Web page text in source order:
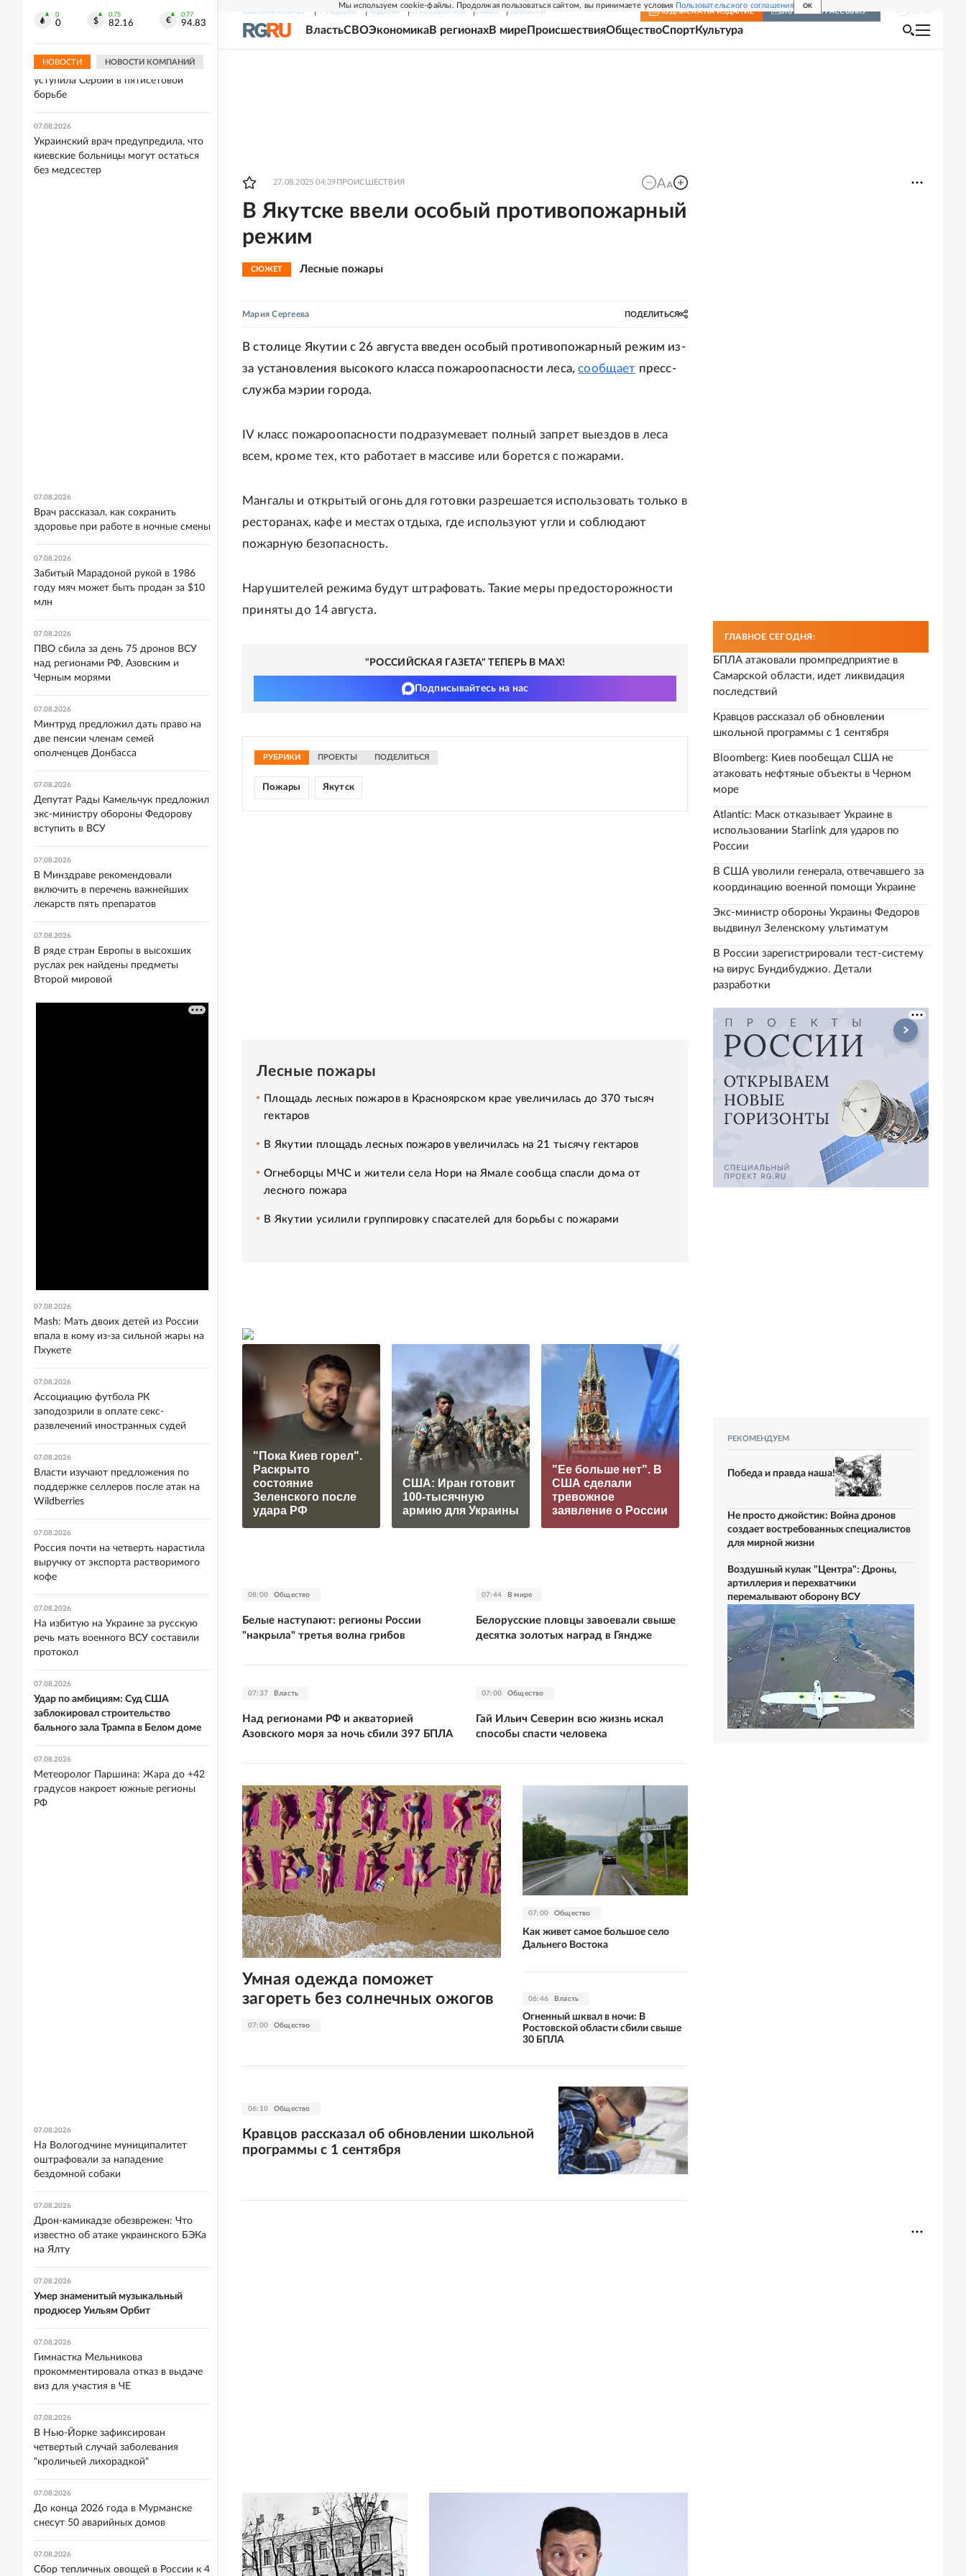
Мы используем cookie-файлы. Продолжая пользоваться сайтом, вы принимаете условия Пользовательского соглашения OK
СВЕЖИЙ НОМЕР РГ-НЕДЕЛЯ РОДИНА ПРИЛОЖЕНИЯ СОЮЗ НОВОСТИ ПОДПИСКА НА ИЗДАНИЕ ВКЛЮЧИТЬ РАССЫЛКУ
ВластьСВОЭкономикаВ регионахВ мире ПроисшествияОбществоСпортКультура
27.08.2025 04:39 ПРОИСШЕСТВИЯ
В Якутске ввели особый противопожарный
режим
СЮЖЕТ Лесные пожары
Мария Сергеева ПОДЕЛИТЬСЯ
В столице Якутии с 26 августа введен особый противопожарный режим из-
за установления высокого класса пожароопасности леса,сообщает пресс-
служба мэрии города.
IV класс пожароопасности подразумевает полный запрет выездов в леса
всем, кроме тех, кто работает в массиве или борется с пожарами.
Мангалы и открытый огонь для готовки разрешается использовать только в
ресторанах, кафе и местах отдыха, где используют угли и соблюдают
пожарную безопасность.
Нарушителей режима будут штрафовать. Такие меры предосторожности
приняты до 14 августа.
"РОССИЙСКАЯ ГАЗЕТА" ТЕПЕРЬ В MAX!
Подписывайтесь на нас
РУБРИКИ ПРОЕКТЫ ПОДЕЛИТЬСЯ
Пожары Якутск
Лесные пожары
Площадь лесных пожаров в Красноярском крае увеличилась до 370 тысяч
гектаров
В Якутии площадь лесных пожаров увеличилась на 21 тысячу гектаров
Огнеборцы МЧС и жители села Нори на Ямале сообща спасли дома от
лесного пожара
В Якутии усилили группировку спасателей для борьбы с пожарами
"Пока Киев горел".
Раскрыто
состояние
Зеленского после
удара РФ
США: Иран готовит
100-тысячную
армию для Украины
"Ее больше нет". В
США сделали
тревожное
заявление о России
Захарова
Юрмале
Маск сделал
неожиданное
заявление о
завершении СВО
08:00 Общество
Белые наступают: регионы России
"накрыла" третья волна грибов
07:44 В мире
Белорусские пловцы завоевали свыше
десятка золотых наград в Гяндже
07:37 Власть
Над регионами РФ и акваторией
Азовского моря за ночь сбили 397 БПЛА
07:00 Общество
Гай Ильич Северин всю жизнь искал
способы спасти человека
07:00 Общество
Умная одежда поможет
загореть без солнечных ожогов
07:00 Общество
Как живет самое большое село
Дальнего Востока
06:46 Власть
Огненный шквал в ночи: В
Ростовской области сбили свыше
30 БПЛА
06:10 Общество
Кравцов рассказал об обновлении школьной
программы с 1 сентября
ГЛАВНОЕ СЕГОДНЯ:
БПЛА атаковали промпредприятие в
Самарской области, идет ликвидация
последствий
Кравцов рассказал об обновлении
школьной программы с 1 сентября
Bloomberg: Киев пообещал США не
атаковать нефтяные объекты в Черном
море
Atlantic: Маск отказывает Украине в
использовании Starlink для ударов по
России
В США уволили генерала, отвечавшего за
координацию военной помощи Украине
Экс-министр обороны Украины Федоров
выдвинул Зеленскому ультиматум
В России зарегистрировали тест-систему
на вирус Бундибуджио. Детали
разработки
РЕКОМЕНДУЕМ
Победа и правда наша!
Не просто джойстик: Война дронов
создает востребованных специалистов
для мирной жизни
Воздушный кулак "Центра": Дроны,
артиллерия и перехватчики
перемалывают оборону ВСУ
0
0
0.75
82.16
0.77
94.83
НОВОСТИ НОВОСТИ КОМПАНИЙ
подразделения
Женская сборная РФ по волейболу
уступила Сербии в пятисетовой
борьбе
07.08.2026
Украинский врач предупредила, что
киевские больницы могут остаться
без медсестер
07.08.2026
Врач рассказал, как сохранить
здоровье при работе в ночные смены
07.08.2026
Забитый Марадоной рукой в 1986
году мяч может быть продан за $10
млн
07.08.2026
ПВО сбила за день 75 дронов ВСУ
над регионами РФ, Азовским и
Черным морями
07.08.2026
Минтруд предложил дать право на
две пенсии членам семей
ополченцев Донбасса
07.08.2026
Депутат Рады Камельчук предложил
экс-министру обороны Федорову
вступить в ВСУ
07.08.2026
В Минздраве рекомендовали
включить в перечень важнейших
лекарств пять препаратов
07.08.2026
В ряде стран Европы в высохших
руслах рек найдены предметы
Второй мировой
07.08.2026
Mash: Мать двоих детей из России
впала в кому из-за сильной жары на
Пхукете
07.08.2026
Ассоциацию футбола РК
заподозрили в оплате секс-
развлечений иностранных судей
07.08.2026
Власти изучают предложения по
поддержке селлеров после атак на
Wildberries
07.08.2026
Россия почти на четверть нарастила
выручку от экспорта растворимого
кофе
07.08.2026
На избитую на Украине за русскую
речь мать военного ВСУ составили
протокол
07.08.2026
Удар по амбициям: Суд США
заблокировал строительство
бального зала Трампа в Белом доме
07.08.2026
Метеоролог Паршина: Жара до +42
градусов накроет южные регионы
РФ
07.08.2026
На Вологодчине муниципалитет
оштрафовали за нападение
бездомной собаки
07.08.2026
Дрон-камикадзе обезврежен: Что
известно об атаке украинского БЭКа
на Ялту
07.08.2026
Умер знаменитый музыкальный
продюсер Уильям Орбит
07.08.2026
Гимнастка Мельникова
прокомментировала отказ в выдаче
виз для участия в ЧЕ
07.08.2026
В Нью-Йорке зафиксирован
четвертый случай заболевания
"кроличьей лихорадкой"
07.08.2026
До конца 2026 года в Мурманске
снесут 50 аварийных домов
07.08.2026
Сбор тепличных овощей в России к 4